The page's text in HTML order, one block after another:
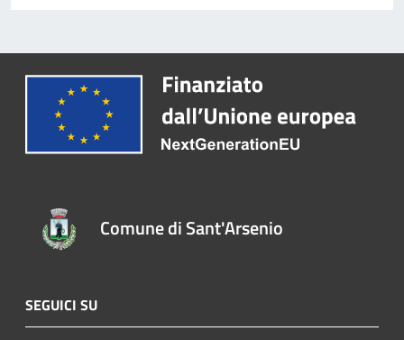
Comune di Sant'Arsenio
SEGUICI SU